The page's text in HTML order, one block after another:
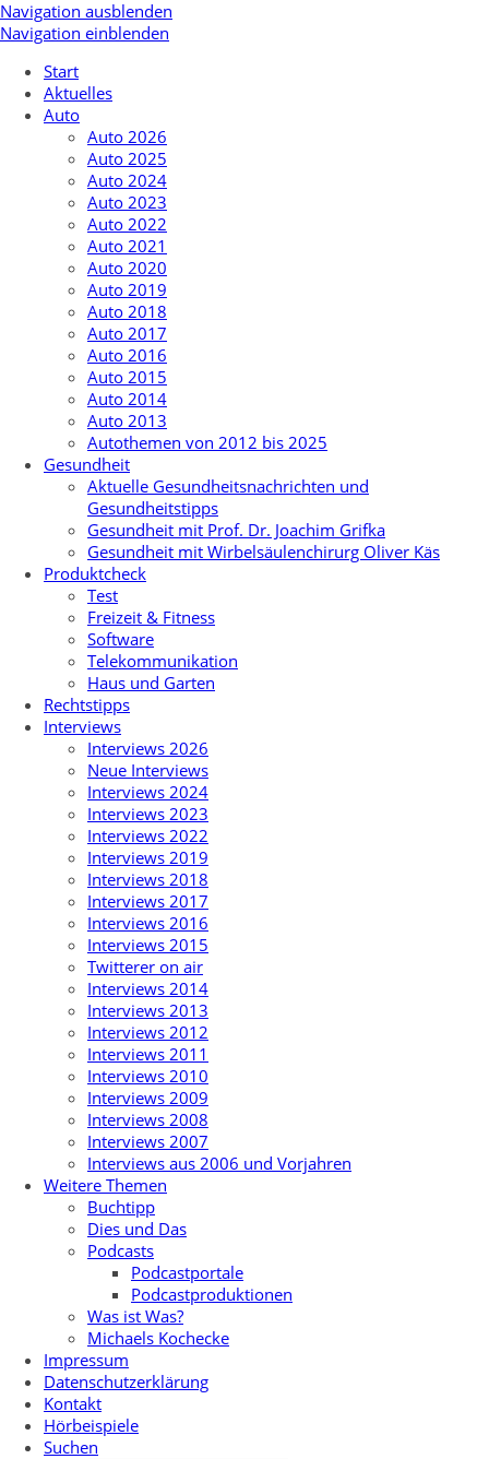
Navigation ausblenden
Navigation einblenden
Start
Aktuelles
Auto
Auto 2026
Auto 2025
Auto 2024
Auto 2023
Auto 2022
Auto 2021
Auto 2020
Auto 2019
Auto 2018
Auto 2017
Auto 2016
Auto 2015
Auto 2014
Auto 2013
Autothemen von 2012 bis 2025
Gesundheit
Aktuelle Gesundheitsnachrichten und
Gesundheitstipps
Gesundheit mit Prof. Dr. Joachim Grifka
Gesundheit mit Wirbelsäulenchirurg Oliver Käs
Produktcheck
Test
Freizeit & Fitness
Software
Telekommunikation
Haus und Garten
Rechtstipps
Interviews
Interviews 2026
Neue Interviews
Interviews 2024
Interviews 2023
Interviews 2022
Interviews 2019
Interviews 2018
Interviews 2017
Interviews 2016
Interviews 2015
Twitterer on air
Interviews 2014
Interviews 2013
Interviews 2012
Interviews 2011
Interviews 2010
Interviews 2009
Interviews 2008
Interviews 2007
Interviews aus 2006 und Vorjahren
Weitere Themen
Buchtipp
Dies und Das
Podcasts
Podcastportale
Podcastproduktionen
Was ist Was?
Michaels Kochecke
Impressum
Datenschutzerklärung
Kontakt
Hörbeispiele
Suchen